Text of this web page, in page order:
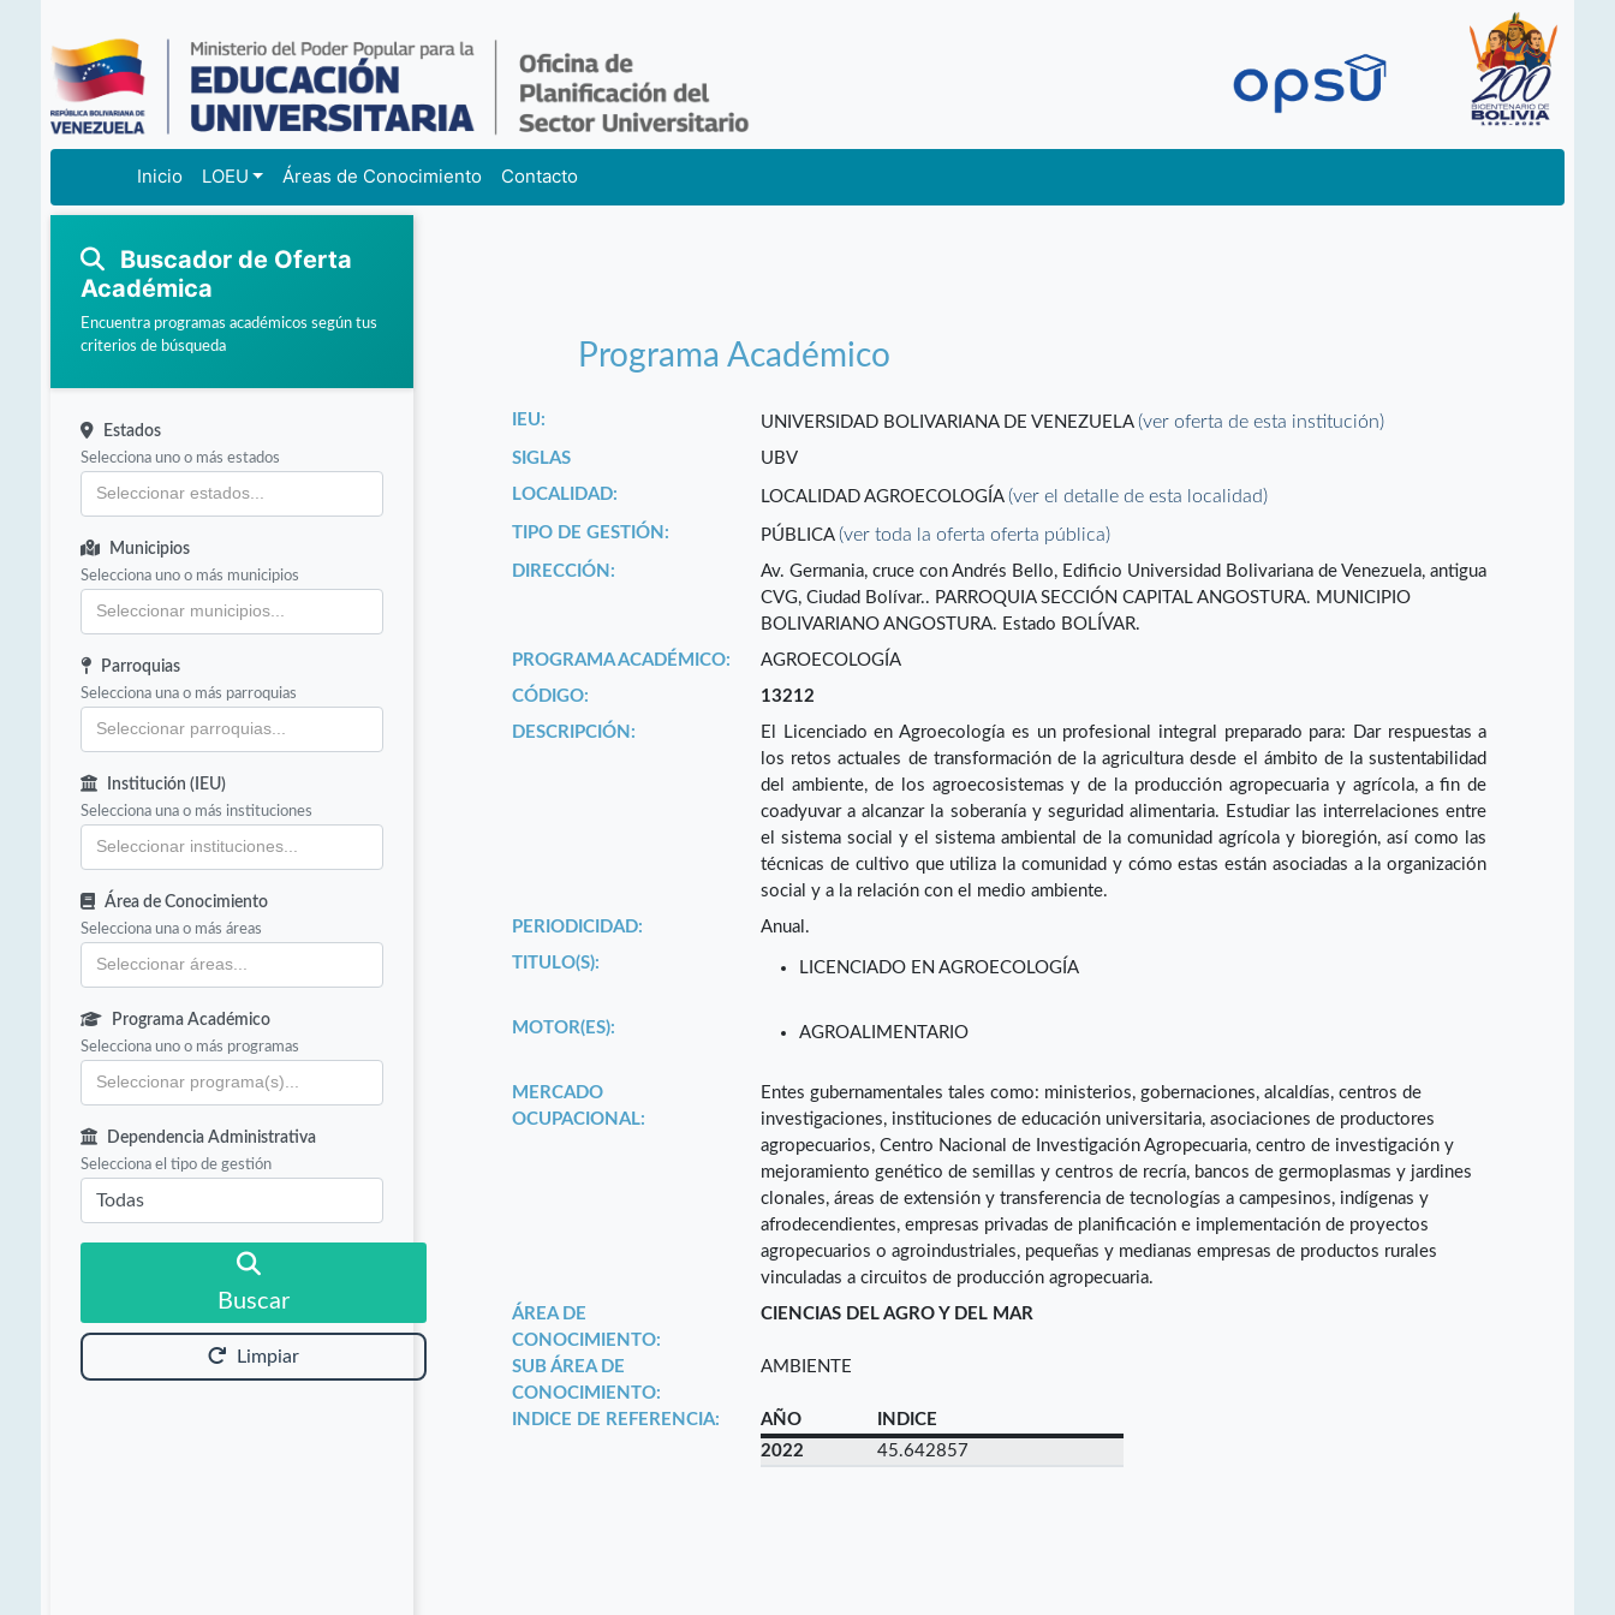
Inicio LOEU Áreas de Conocimiento Contacto
Buscador de Oferta
Académica
Encuentra programas académicos según tus
criterios de búsqueda
Estados
Selecciona uno o más estados
Municipios
Selecciona uno o más municipios
Parroquias
Selecciona una o más parroquias
Institución (IEU)
Selecciona una o más instituciones
Área de Conocimiento
Selecciona una o más áreas
Programa Académico
Selecciona uno o más programas
Dependencia Administrativa
Selecciona el tipo de gestión
Buscar
Limpiar
Programa Académico
IEU: UNIVERSIDAD BOLIVARIANA DE VENEZUELA(ver oferta de esta institución)
SIGLAS
UBV
LOCALIDAD:
LOCALIDAD AGROECOLOGÍA(ver el detalle de esta localidad)
TIPO DE GESTIÓN: PÚBLICA(ver toda la oferta oferta pública)
DIRECCIÓN:
Av. Germania, cruce con Andrés Bello, Edificio Universidad Bolivariana de Venezuela, antigua
CVG, Ciudad Bolívar.. PARROQUIA SECCIÓN CAPITAL ANGOSTURA. MUNICIPIO
BOLIVARIANO ANGOSTURA. Estado BOLÍVAR.
PROGRAMA ACADÉMICO:
AGROECOLOGÍA
CÓDIGO:
13212
DESCRIPCIÓN:
El Licenciado en Agroecología es un profesional integral preparado para: Dar respuestas a
los retos actuales de transformación de la agricultura desde el ámbito de la sustentabilidad
del ambiente, de los agroecosistemas y de la producción agropecuaria y agrícola, a fin de
coadyuvar a alcanzar la soberanía y seguridad alimentaria. Estudiar las interrelaciones entre
el sistema social y el sistema ambiental de la comunidad agrícola y bioregión, así como las
técnicas de cultivo que utiliza la comunidad y cómo estas están asociadas a la organización
social y a la relación con el medio ambiente.
PERIODICIDAD:
Anual.
TITULO(S):
LICENCIADO EN AGROECOLOGÍA
MOTOR(ES): AGROALIMENTARIO
MERCADO
OCUPACIONAL:
Entes gubernamentales tales como: ministerios, gobernaciones, alcaldías, centros de
investigaciones, instituciones de educación universitaria, asociaciones de productores
agropecuarios, Centro Nacional de Investigación Agropecuaria, centro de investigación y
mejoramiento genético de semillas y centros de recría, bancos de germoplasmas y jardines
clonales, áreas de extensión y transferencia de tecnologías a campesinos, indígenas y
afrodecendientes, empresas privadas de planificación e implementación de proyectos
agropecuarios o agroindustriales, pequeñas y medianas empresas de productos rurales
vinculadas a circuitos de producción agropecuaria.
ÁREA DE
CONOCIMIENTO:
CIENCIAS DEL AGRO Y DEL MAR
SUB ÁREA DE
CONOCIMIENTO:
AMBIENTE
INDICE DE REFERENCIA: AÑO
INDICE
2022
45.642857